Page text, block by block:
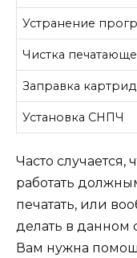
Устранение
Чистка
Заправка
Установка СНПЧ
Часто случается,
работать
печатать, или
делать в данном
Вам нужна